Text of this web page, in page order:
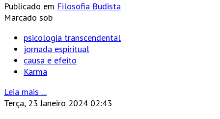
Publicado em Filosofia Budista
Marcado sob
psicologia transcendental
jornada espiritual
causa e efeito
Karma
Leia mais ...
Terça, 23 Janeiro 2024 02:43